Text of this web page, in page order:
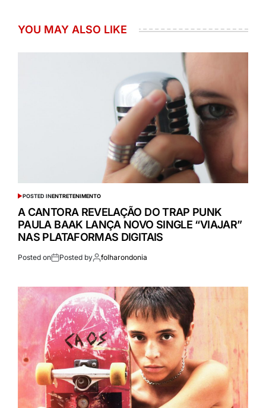
YOU MAY ALSO LIKE
POSTED INENTRETENIMENTO
A CANTORA REVELAÇÃO DO TRAP PUNK
PAULA BAAK LANÇA NOVO SINGLE “VIAJAR”
NAS PLATAFORMAS DIGITAIS
Posted on Posted by folharondonia